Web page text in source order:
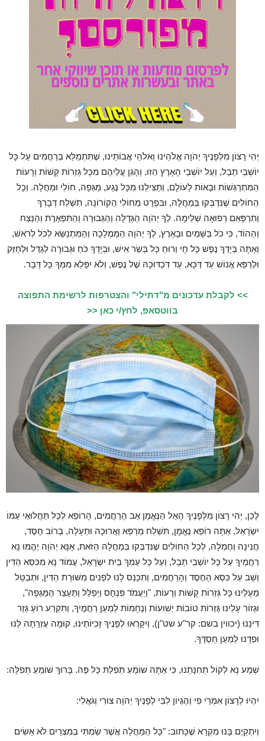
יְהִי רָצוֹן מִלְּפָנֶיךָ יְהֹוָה אֱלֹהֵינוּ וֵאלֹהֵי אֲבוֹתֵינוּ, שֶׁתִּתְמַלֵּא בְּרַחֲמִים עַל כָּל
יוֹשְׁבֵי תֵבֵל, וְעַל יוֹשְׁבֵי הָאָרֶץ הַזוּ, וְהָגֵן עֲלֵיהֶם מִכָּל גְּזֵרוֹת קָשׁוֹת וְרָעוֹת
הַמִּתְרַגְּשׁוֹת וּבָאוֹת לָעוֹלָם, וְתַצִּילֵנוּ מִכָּל נֶגַע, מַגֵּפָה, חוֹלִי וּמַחֲלָה. וְכָל
הַחוֹלִים שֶׁנִּדְבְּקוּ בַּמַחֲלָה, וּבִּפְרָט מֵחוֹלִי הַקּוֹרוֹנָה, תִשְׁלַח דְּבָרְךָ
וְתִרְפָּאֵם רְפוּאָה שְׁלֵימָה. לְךָ יְהֹוָה הַגְּדֻלָּה וְהַגְּבוּרָה וְהַתִּפְאֶרֶת וְהַנֵּצַח
וְהַהוֹד, כִּי כֹל בַּשָּׁמַיִם וּבָאָרֶץ, לְךָ יְהֹוָה הַמַּמְלָכָה וְהַמִּתְנַשֵּׂא לְכֹל לְרֹאשׁ,
וְאַתָּה בְּיָדְךָ נֶפֶשׁ כָּל חָי וְרוּחַ כָּל בְּשַׂר אִישׁ, וּבְיָדְךָ כֹּחַ וּגְבוּרָה לְגַדֵּל וּלְחַזֵּק
וּלְרַפֵּא אֱנוֹשׁ עַד דַּכָּא, עַד דִּכְדּוּכָהּ שֶׁל נֶפֶשׁ, וְלֹא יִפָּלֵא מִמְּךָ כָּל דָּבָר.
>> לקבלת עדכונים מ"דתילי" והצטרפות לרשימת התפוצה
בווטסאפ, לחץ/י כאן <<
לָכֵן, יְהִי רָצוֹן מִלְּפָנֶיךָ הָאֵל הַנֶּאֱמָן אַב הָרַחֲמִים, הָרוֹפֵא לְכָל תַּחֲלוּאֵי עַמּוֹ
יִשְֹרָאֵל, אַתָּה רוֹפֵא נֶאֱמָן, תִּשְׁלַח מַרְפֵּא וְאֲרוּכָה וּתְעָלָה, בְרוֹב חֶסֶד,
חֲנִינָה וְחֶמְלָה, לְכָל הַחוֹלִים שֶׁנִּדְבְּקוּ בַּמַחֲלָה הַזֹּאת, אָנָּא יְהֹוָה יֶהֱמוּ נָא
רַחֲמֶיךָ עַל כָּל יוֹשְׁבֵי תֵבֵל, וְעַל כָּל עַמְךָ בֵּית יִשְֹרָאֵל, עֲמוֹד נָא מִכִּסֵּא הַדִּין
וְשֵׁב עַל כִּסֵּא הַחֶסֶד וְהָרַחֲמִים, וְתִכָּנֵס לָנוּ לִפְנִים מִשּׁוּרַת הַדִּין, וּתְבַטֵּל
מֵעָלֵינוּ כָּל גְּזֵרוֹת קָשׁוֹת וְרָעוֹת, "וַיַעֲמֹד פִּנְחָס וַיְפַלֵּל וַתֵּעָצַר הַמַּגֵּפָה",
וּגְזוֹר עָלֵינוּ גְּזֵרוֹת טוֹבוֹת יְשׁוּעוֹת וְנֶחָמוֹת לְמַעַן רַחֲמֶיךָ, וְתִּקְרַע רוֹעַ גְּזַר
דִּינֵנוּ (יכווין בשם: קר"ע שט"ן), וְיִקָּרְאוּ לְפָנֶיךָ זָכִיּוֹתֵינוּ, קוּמָה עֶזְרָתָה לָּנוּ
וּפְדֵנוּ לְמַעַן חַסְדֶּךָ.
שְׁמַע נָא לְקוֹל תְחִנָּתֵנוּ, כִּי אַתָּה שׁוֹמֵעַ תְּפִלַּת כָּל פֶּה. בָּרוּךְ שׁוֹמֵעַ תְּפִלָּה:
יִהְיוּ לְרָצוֹן אִמְרֵי פִי וְהֶגְיוֹן לִבִּי לְפָנֶיךָ יְהֹוָה צוּרִי וְגֹאֲלִי:
וְיִתְקַיֶם בָּנוּ מִקְרָא שֶׁכָּתוּב: "כָּל הַמַּחֲלָה אֲשֶׁר שַׂמְתִּי בְמִצְרַיִם לֹא אָשִׂים